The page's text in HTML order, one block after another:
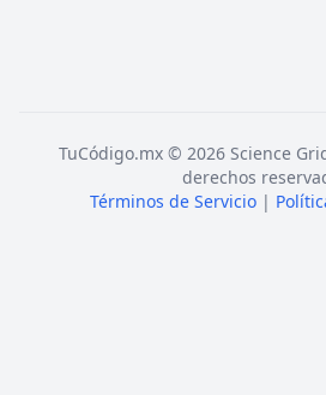
TuCódigo.mx © 2026 Science
derechos
Términos de Servicio |